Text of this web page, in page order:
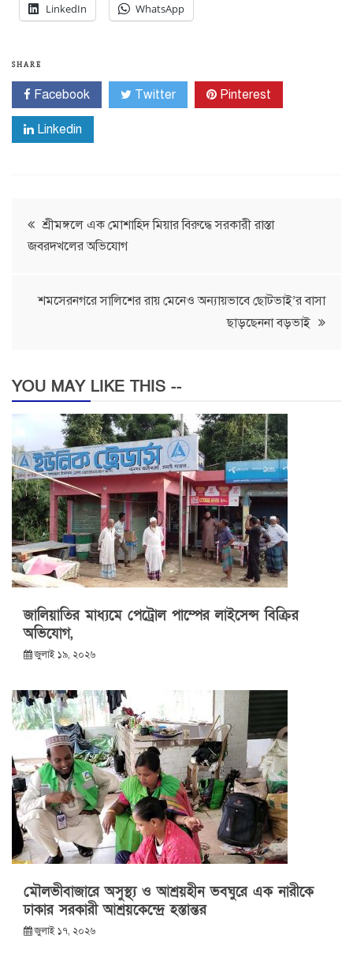
LinkedIn WhatsApp
SHARE
Facebook Twitter Pinterest
Linkedin
Post
navigation
শ্রীমঙ্গলে এক মোশাহিদ মিয়ার বিরুদ্ধে সরকারী রাস্তা
জবরদখলের অভিযোগ
শমসেরনগরে সালিশের রায় মেনেও অন্যায়ভাবে ছোটভাই’র বাসা
ছাড়ছেননা বড়ভাই
YOU MAY LIKE THIS --
জালিয়াতির মাধ্যমে পেট্রোল পাম্পের লাইসেন্স বিক্রির
অভিযোগ,
জুলাই ১৯, ২০২৬
মৌলভীবাজারে অসুস্থ্য ও আশ্রয়হীন ভবঘুরে এক নারীকে
ঢাকার সরকারী আশ্রয়কেন্দ্রে হস্তান্তর
জুলাই ১৭, ২০২৬